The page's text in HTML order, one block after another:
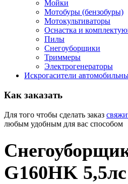
Мойки
Мотобуры (бензобуры)
Мотокультиваторы
Оснастка и
Пилы
Снегоуборщики
Триммеры
Электрогенераторы
Искрогасители
Как заказать
Для того чтобы сделать заказ
любым удобным для вас способом
G160HK